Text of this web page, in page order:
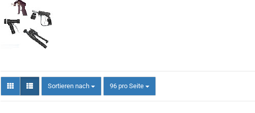
Sortieren nach
Sortieren nach 96 pro Seite
pro Seite